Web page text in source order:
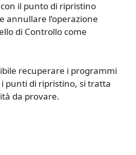
il punto di ripristino
annullare l’operazione
di Controllo come
recuperare i programmi
punti di ripristino, si tratta
da provare.